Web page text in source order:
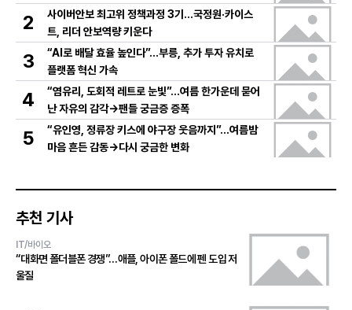
2
사이버안보 최고위 정책과정 3기…국정원·카이스
트, 리더 안보역량 키운다
3
“AI로 배달 효율 높인다”…부릉, 추가 투자 유치로
플랫폼 혁신 가속
4
“염유리, 도회적 레트로 눈빛”…여름 한가운데 묻어
난 자유의 감각→팬들 궁금증 증폭
5
“유인영, 정류장 키스에 야구장 웃음까지”…여름밤
마음 흔든 감동→다시 궁금한 변화
추천 기사
IT/바이오
“대화면 폴더블폰 경쟁”…애플, 아이폰 폴드에 펜 도입 저
울질